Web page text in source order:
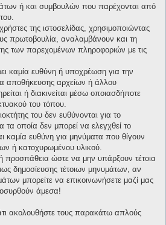
ή και συμβουλών που παρέχονται από
της ιστοσελίδας, χρησιμοποιώντας
πρωτοβουλία, αναλαμβάνουν και τη
των παρεχομένων πληροφοριών με τις
καμία ευθύνη ή υποχρέωση για την
αποθήκευσης αρχείων ή άλλου
ή διακινείται μέσω οποιασδήποτε
του τόπου.
του δεν ευθύνονται για το
οποία δεν μπορεί να ελεγχθεί το
καμία ευθύνη για μηνύματα που θίγουν
ή κατοχυρωμένου υλικού.
προσπάθεια ώστε να μην υπάρξουν τέτοια
δημοσίευσης τέτοιων μηνυμάτων, αν
μπορείτε να επικοινωνήσετε μαζί μας
άμεσα!
ακολουθήστε τους παρακάτω απλούς